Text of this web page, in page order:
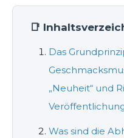
📑
Das
„Neuheit“ und
Was sind die